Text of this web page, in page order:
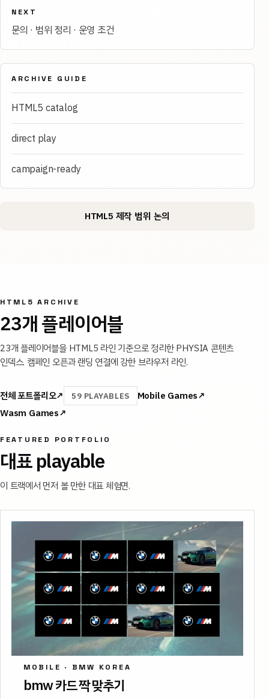
NEXT
문의 · 범위 정리 · 운영 조건
ARCHIVE GUIDE
HTML5 catalog
direct play
campaign-ready
HTML5 제작 범위 논의
HTML5 ARCHIVE
23개 플레이어블
23개 플레이어블을 HTML5 라인 기준으로 정리한 PHYSIA 콘텐츠
인덱스. 캠페인 오픈과 랜딩 연결에 강한 브라우저 라인.
전체 포트폴리오↗ 59 PLAYABLES Mobile Games↗
Wasm Games↗
FEATURED PORTFOLIO
대표 playable
이 트랙에서 먼저 볼 만한 대표 체험면.
MOBILE · BMW KOREA
bmw 카드 짝 맞추기